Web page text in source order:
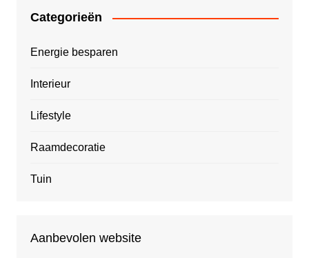
Categorieën
Energie besparen
Interieur
Lifestyle
Raamdecoratie
Tuin
Aanbevolen website